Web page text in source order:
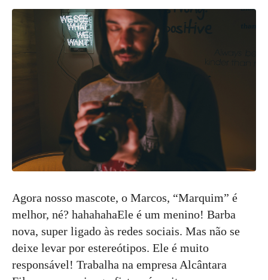
Agora nosso mascote, o Marcos, “Marquim” é
melhor, né? hahahahaEle é um menino! Barba
nova, super ligado às redes sociais. Mas não se
deixe levar por estereótipos. Ele é muito
responsável! Trabalha na empresa Alcântara